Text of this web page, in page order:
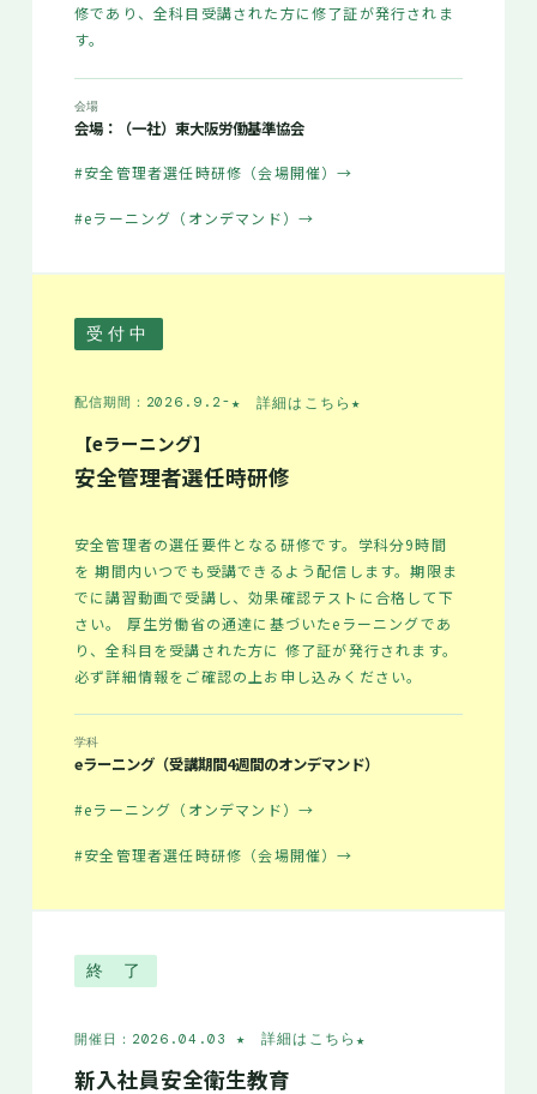
修であり、全科目受講された方に修了証が発行されま
す。
会場
会場：（一社）東大阪労働基準協会
#安全管理者選任時研修（会場開催）→
#eラーニング（オンデマンド）→
受付中
配信期間：2026.9.2-★ 詳細はこちら★
【eラーニング】
安全管理者選任時研修
安全管理者の選任要件となる研修です。学科分9時間
を 期間内いつでも受講できるよう配信します。期限ま
でに講習動画で受講し、効果確認テストに合格して下
さい。 厚生労働省の通達に基づいたeラーニングであ
り、全科目を受講された方に 修了証が発行されます。
必ず詳細情報をご確認の上お申し込みください。
学科
eラーニング（受講期間4週間のオンデマンド）
#eラーニング（オンデマンド）→
#安全管理者選任時研修（会場開催）→
終 了
開催日：2026.04.03 ★ 詳細はこちら★
新入社員安全衛生教育